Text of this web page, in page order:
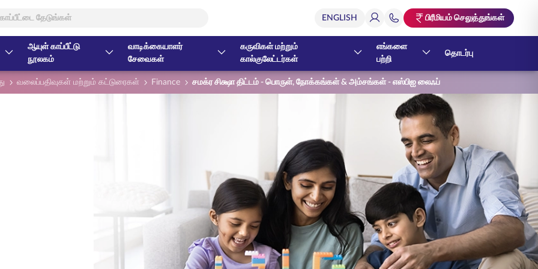
பிரீமியம் செலுத்துங்கள்
ஆயுள் காப்பீட்டு
நூலகம்
வாடிக்கையாளர்
சேவைகள்
கருவிகள் மற்றும்
கால்குலேட்டர்கள்
எங்களை
பற்றி
தொடர்பு
வலைப்பதிவுகள் மற்றும் கட்டுரைகள் Finance சமக்ர சிக்ஷா திட்டம் - பொருள், நோக்கங்கள் & அம்சங்கள் - எஸ்பிஐ லைஃப்